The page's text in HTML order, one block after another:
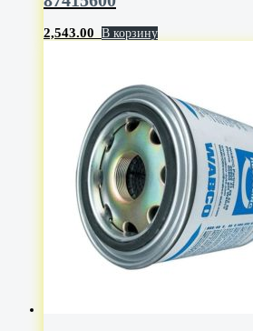
2,543.00 В корзину